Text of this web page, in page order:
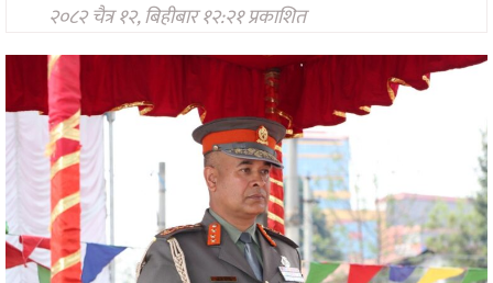
अन्तरवार्ता/
विचार
खेलकुद
थप
२०८२ चैत्र १२, बिहीबार १२:२१ प्रकाशित